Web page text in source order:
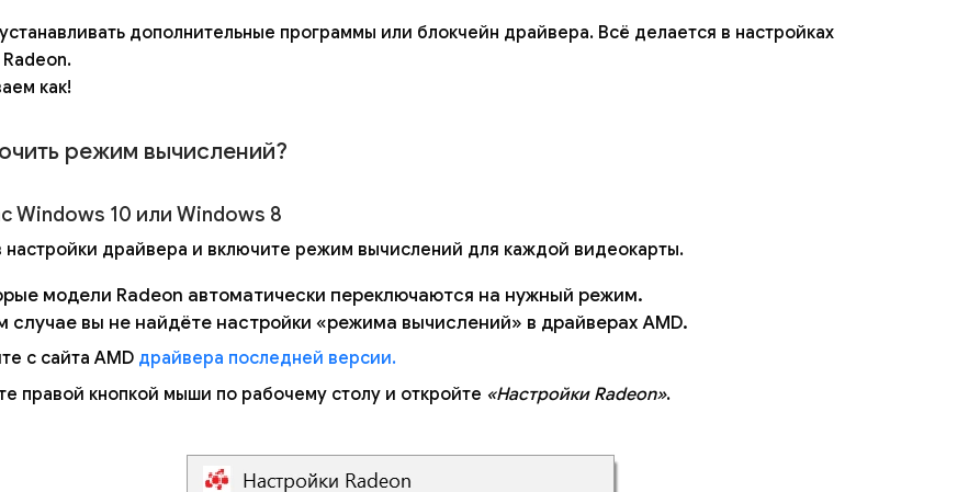
дополнительные программы или блокчейн драйвера. Всё делается в настройках
как!
режим вычислений?
Windows 10 или Windows 8
настройки драйвера и включите режим вычислений для каждой видеокарты.
модели Radeon автоматически переключаются на нужный режим.
случае вы не найдёте настройки «режима вычислений» в драйверах AMD.
с сайта AMD драйвера последней версии.
правой кнопкой мыши по рабочему столу и откройте «Настройки Radeon».